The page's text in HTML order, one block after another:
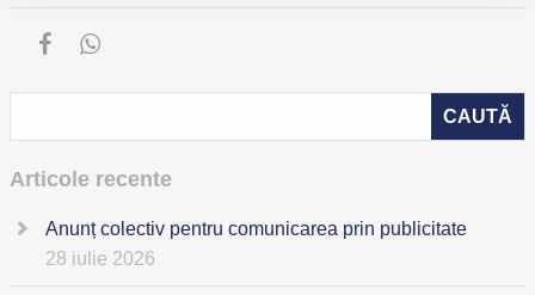
Articole recente
Anunț colectiv pentru comunicarea prin publicitate
28 iulie 2026